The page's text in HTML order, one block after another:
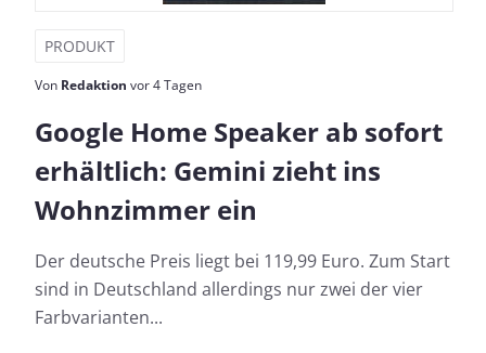
PRODUKT
Von Redaktion vor 4 Tagen
Google Home Speaker ab sofort
erhältlich: Gemini zieht ins
Wohnzimmer ein
Der deutsche Preis liegt bei 119,99 Euro. Zum Start
sind in Deutschland allerdings nur zwei der vier
Farbvarianten...